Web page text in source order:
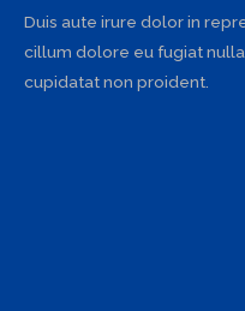
Duis aute irure dolor in
cillum dolore eu fugiat
cupidatat non proident.